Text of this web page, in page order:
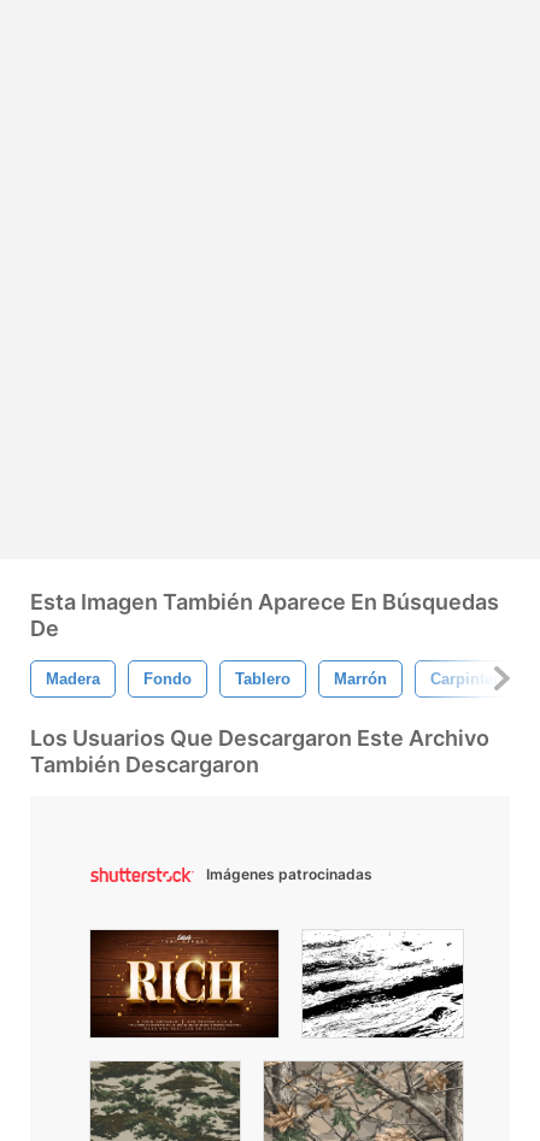
Esta Imagen También Aparece En Búsquedas
De
Madera Fondo Tablero Marrón Carpintería
Los Usuarios Que Descargaron Este Archivo
También Descargaron
Imágenes patrocinadas